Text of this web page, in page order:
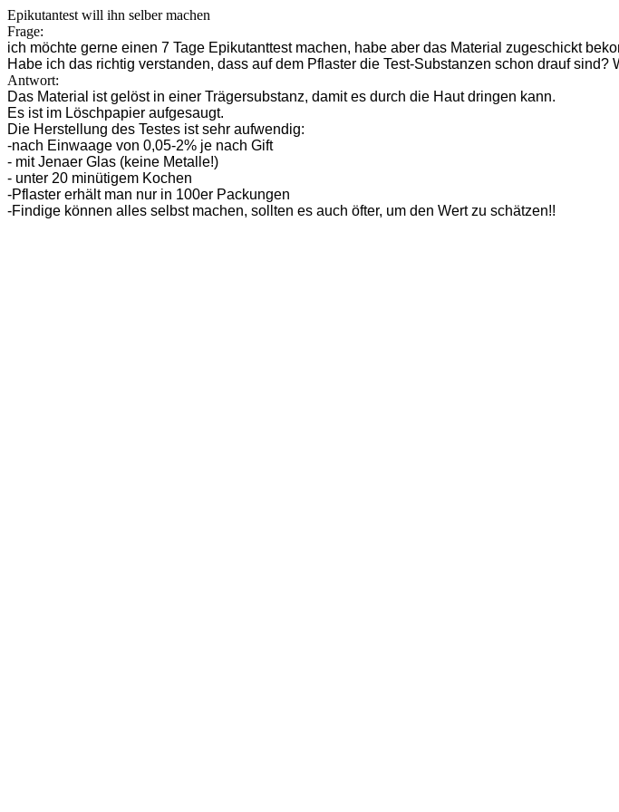
Epikutantest will ihn selber machen
Frage:
ich möchte gerne einen 7 Tage Epikutanttest machen, habe aber das Material zugeschickt
Habe ich das richtig verstanden, dass auf dem Pflaster die Test-Substanzen schon drauf
Antwort:
Das Material ist gelöst in einer Trägersubstanz, damit es durch die Haut dringen kann.
Es ist im Löschpapier aufgesaugt.
Die Herstellung des Testes ist sehr aufwendig:
-nach Einwaage von 0,05-2% je nach Gift
- mit Jenaer Glas (keine Metalle!)
- unter 20 minütigem Kochen
-Pflaster erhält man nur in 100er Packungen
-Findige können alles selbst machen, sollten es auch öfter, um den Wert zu schätzen!!